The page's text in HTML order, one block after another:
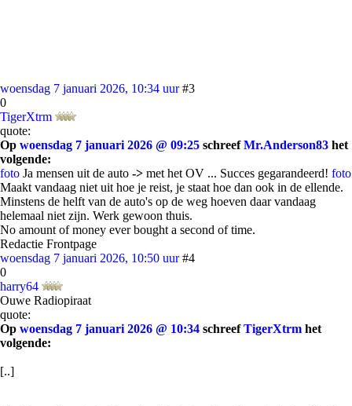
woensdag 7 januari 2026, 10:34 uur #3
0
TigerXtrm
quote:
Op woensdag 7 januari 2026 @ 09:25 schreefMr.Anderson83 het
volgende:
foto Ja mensen uit de auto -> met het OV ... Succes gegarandeerd! foto
Maakt vandaag niet uit hoe je reist, je staat hoe dan ook in de ellende.
Minstens de helft van de auto's op de weg hoeven daar vandaag
helemaal niet zijn. Werk gewoon thuis.
No amount of money ever bought a second of time.
Redactie Frontpage
woensdag 7 januari 2026, 10:50 uur #4
0
harry64
Ouwe Radiopiraat
quote:
Op woensdag 7 januari 2026 @ 10:34 schreefTigerXtrm het
volgende:
[..]